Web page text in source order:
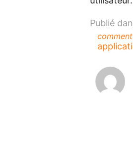
Publié
comment